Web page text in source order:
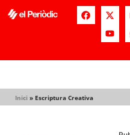
Inici » Escriptura Creativa